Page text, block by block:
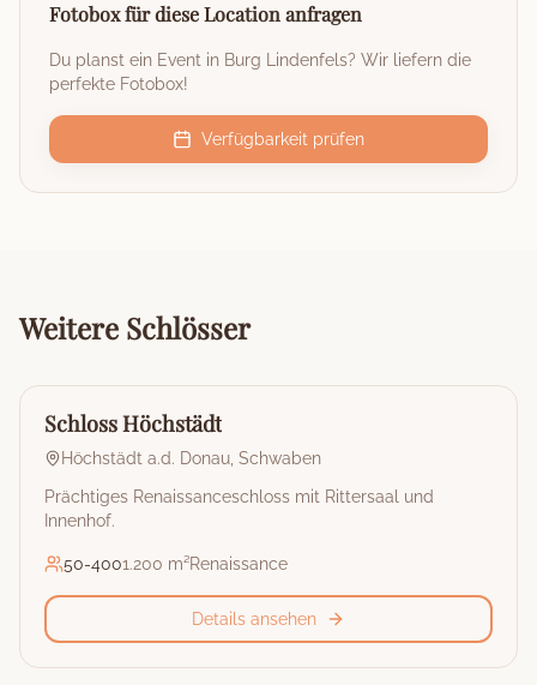
Fotobox für diese Location anfragen
Du planst ein Event in Burg Lindenfels? Wir liefern die
perfekte Fotobox!
Verfügbarkeit prüfen
Weitere Schlösser
🏰
Schloss
Schloss Höchstädt
Höchstädt a.d. Donau Schwaben
Prächtiges Renaissanceschloss mit Rittersaal und
Innenhof.
50-4001.200 m²Renaissance
Details ansehen